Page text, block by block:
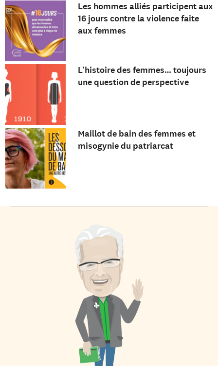
Les hommes alliés participent aux
16 jours contre la violence faite
aux femmes
L’histoire des femmes… toujours
une question de perspective
Maillot de bain des femmes et
misogynie du patriarcat